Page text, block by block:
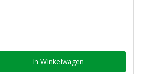
In Winkelwagen